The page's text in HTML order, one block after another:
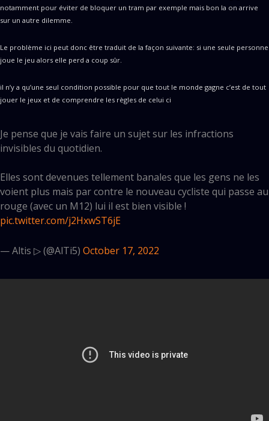
notamment pour éviter de bloquer un tram par exemple mais bon la on arrive
sur un autre dilemme.
Le problème ici peut donc être traduit de la façon suivante: si une seule personne
joue le jeu alors elle perd a coup sûr.
il n’y a qu’une seul condition possible pour que tout le monde gagne c’est de tout
jouer le jeux et de comprendre les règles de celui ci
Je pense que je vais faire un sujet sur les infractions
invisibles du quotidien.
Elles sont devenues tellement banales que les gens ne les
voient plus mais par contre le nouveau cycliste qui passe au
rouge (avec un M12) lui il est bien visible !
pic.twitter.com/j2HxwST6jE
— Altis ▷ (@AlTi5) October 17, 2022